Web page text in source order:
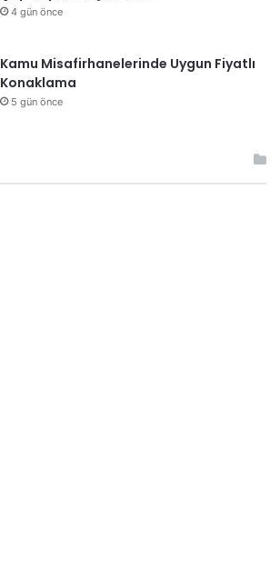
4 gün önce
Kamu Misafirhanelerinde Uygun Fiyatlı
Konaklama
5 gün önce